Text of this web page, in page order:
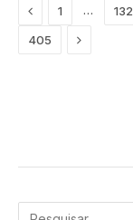
Previous
1 … 132
405 Next